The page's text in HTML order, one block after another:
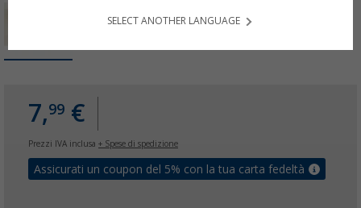
7,99 €
Prezzi IVA inclusa + Spese di spedizione
Assicurati un coupon del 5% con la tua carta fedeltà
SELECT ANOTHER LANGUAGE